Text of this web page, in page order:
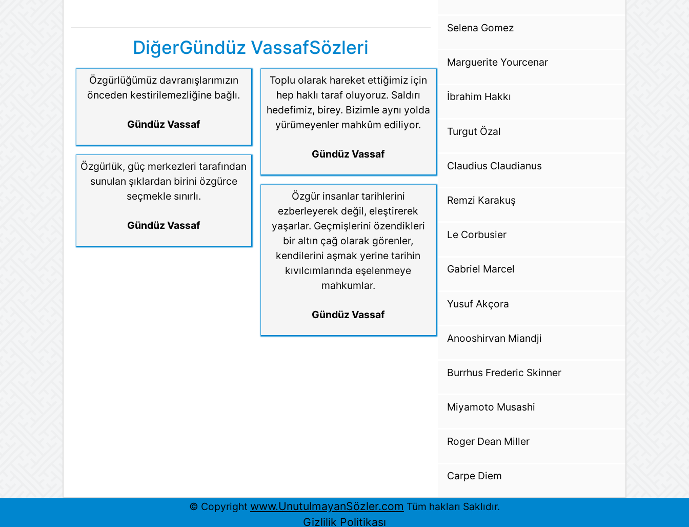
DiğerGündüz VassafSözleri
Özgürlüğümüz davranışlarımızın
önceden kestirilemezliğine bağlı.
Gündüz Vassaf
Özgürlük, güç merkezleri tarafından
sunulan şıklardan birini özgürce
seçmekle sınırlı.
Gündüz Vassaf
Toplu olarak hareket ettiğimiz için
hep haklı taraf oluyoruz. Saldırı
hedefimiz, birey. Bizimle aynı yolda
yürümeyenler mahkûm ediliyor.
Gündüz Vassaf
Özgür insanlar tarihlerini
ezberleyerek değil, eleştirerek
yaşarlar. Geçmişlerini özendikleri
bir altın çağ olarak görenler,
kendilerini aşmak yerine tarihin
kıvılcımlarında eşelenmeye
mahkumlar.
Gündüz Vassaf
Selena Gomez
Marguerite Yourcenar
İbrahim Hakkı
Turgut Özal
Claudius Claudianus
Remzi Karakuş
Le Corbusier
Gabriel Marcel
Yusuf Akçora
Anooshirvan Miandji
Burrhus Frederic Skinner
Miyamoto Musashi
Roger Dean Miller
Carpe Diem
© Copyright www.UnutulmayanSözler.com Tüm hakları Saklıdır.
Gizlilik Politikası